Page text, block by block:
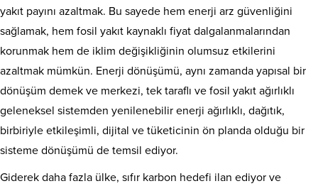
yakıt payını azaltmak. Bu sayede hem enerji arz güvenliğini
sağlamak, hem fosil yakıt kaynaklı fiyat dalgalanmalarından
korunmak hem de iklim değişikliğinin olumsuz etkilerini
azaltmak mümkün. Enerji dönüşümü, aynı zamanda yapısal bir
dönüşüm demek ve merkezi, tek taraflı ve fosil yakıt ağırlıklı
geleneksel sistemden yenilenebilir enerji ağırlıklı, dağıtık,
birbiriyle etkileşimli, dijital ve tüketicinin ön planda olduğu bir
sisteme dönüşümü de temsil ediyor.
Giderek daha fazla ülke, sıfır karbon hedefi ilan ediyor ve